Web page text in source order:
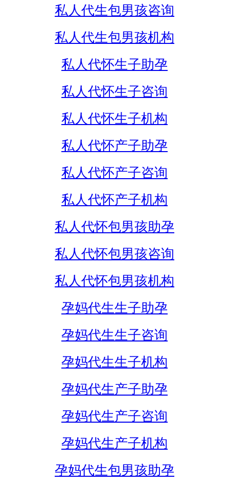
私人代生包男孩咨询
私人代生包男孩机构
私人代怀生子助孕
私人代怀生子咨询
私人代怀生子机构
私人代怀产子助孕
私人代怀产子咨询
私人代怀产子机构
私人代怀包男孩助孕
私人代怀包男孩咨询
私人代怀包男孩机构
孕妈代生生子助孕
孕妈代生生子咨询
孕妈代生生子机构
孕妈代生产子助孕
孕妈代生产子咨询
孕妈代生产子机构
孕妈代生包男孩助孕